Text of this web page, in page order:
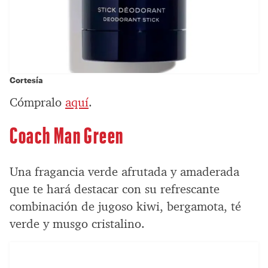
Cortesía
Cómpralo aquí.
Coach Man Green
Una fragancia verde afrutada y amaderada
que te hará destacar con su refrescante
combinación de jugoso kiwi, bergamota, té
verde y musgo cristalino.